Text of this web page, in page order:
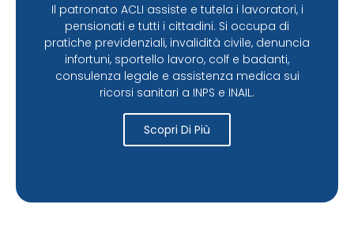
Il patronato ACLI assiste e tutela i lavoratori, i
pensionati e tutti i cittadini. Si occupa di
pratiche previdenziali, invalidità civile, denuncia
infortuni, sportello lavoro, colf e badanti,
consulenza legale e assistenza medica sui
ricorsi sanitari a INPS e INAIL.
Scopri Di Più